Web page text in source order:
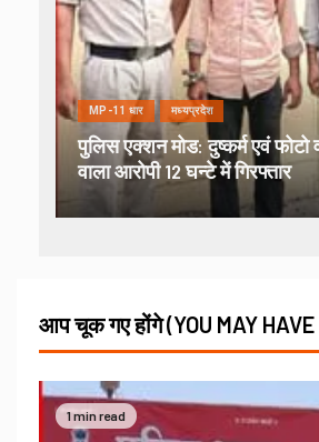
MP-11 धार मध्यप्रदेश
पुलिस एक्शन मोड: दुष्कर्म एवं
वाला आरोपी 12 घन्टे में गिरफ्तार
आप चूक गए होंगे (YOU MAY HAVE
1 min read